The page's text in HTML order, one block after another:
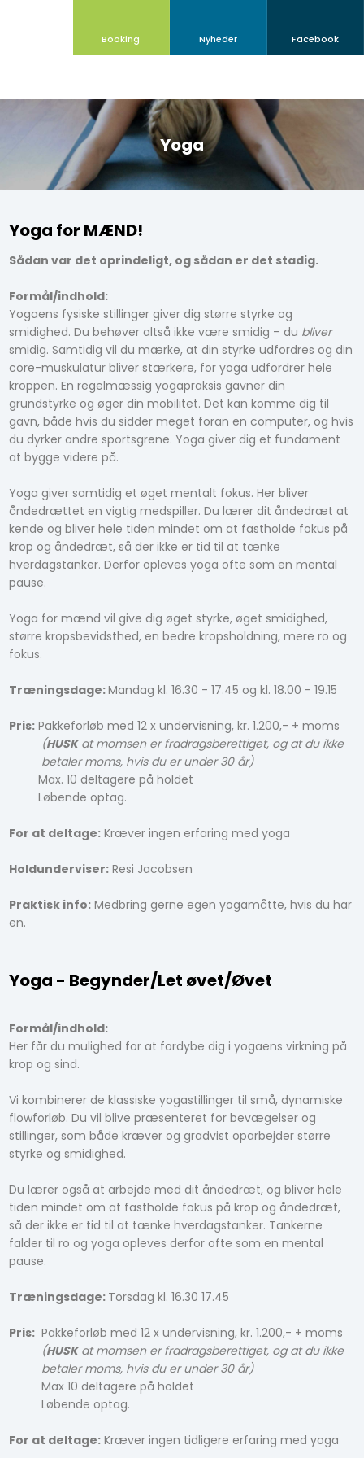
Booking Nyheder​ Facebook
Yoga​
Yoga for MÆND!
Sådan var det oprindeligt, og sådan er det stadig.
Formål/indhold:
Yogaens fysiske stillinger giver dig større styrke og
smidighed. Du behøver altså ikke være smidig – du bliver
smidig. Samtidig vil du mærke, at din styrke udfordres og din
core-muskulatur bliver stærkere, for yoga udfordrer hele
kroppen. En regelmæssig yogapraksis gavner din
grundstyrke og øger din mobilitet. Det kan komme dig til
gavn, både hvis du sidder meget foran en computer, og hvis
du dyrker andre sportsgrene. Yoga giver dig et fundament
at bygge videre på.
Yoga giver samtidig et øget mentalt fokus. Her bliver
åndedrættet en vigtig medspiller. Du lærer dit åndedræt at
kende og bliver hele tiden mindet om at fastholde fokus på
krop og åndedræt, så der ikke er tid til at tænke
hverdagstanker. Derfor opleves yoga ofte som en mental
pause.
Yoga for mænd vil give dig øget styrke, øget smidighed,
større kropsbevidsthed, en bedre kropsholdning, mere ro og
fokus.
Træningsdage:Mandag kl. 16.30 - 17.45 og kl. 18.00 - 19.15
Pris:Pakkeforløb med 12 x undervisning, kr. 1.200,- + moms
(HUSKat momsen er fradragsberettiget, og at du ikke
betaler moms, hvis du er under 30 år)
Max. 10 deltagere på holdet
Løbende optag.
For at deltage:Kræver ingen erfaring med yoga
Holdunderviser:Resi Jacobsen
Praktisk info:Medbring gerne egen yogamåtte, hvis du har
en.
Yoga - Begynder/Let øvet/Øvet
Formål/indhold:
Her får du mulighed for at fordybe dig i yogaens virkning på
krop og sind. ​
Vi kombinerer de klassiske yogastillinger til små, dynamiske
flowforløb. Du vil blive præsenteret for bevægelser og
stillinger, som både kræver og gradvist oparbejder større
styrke og smidighed.
Du lærer også at arbejde med dit åndedræt, og bliver hele
tiden mindet om at fastholde fokus på krop og åndedræt,
så der ikke er tid til at tænke hverdagstanker. Tankerne
falder til ro og yoga opleves derfor ofte som en mental
pause.
Træningsdage: Torsdag kl. 16.30 17.45
Pris:Pakkeforløb med 12 x undervisning, kr. 1.200,- + moms
(HUSKat momsen er fradragsberettiget, og at du ikke
betaler moms, hvis du er under 30 år)
Max 10 deltagere på holdet
Løbende optag.
For at deltage:Kræver ingen tidligere erfaring med yoga